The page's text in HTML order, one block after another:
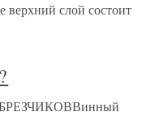
верхний слой состоит